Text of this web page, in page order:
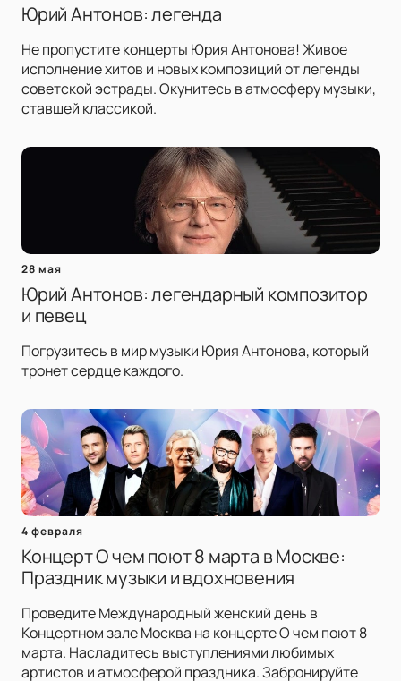
Юрий Антонов: легенда
Не пропустите концерты Юрия Антонова! Живое
исполнение хитов и новых композиций от легенды
советской эстрады. Окунитесь в атмосферу музыки,
ставшей классикой.
28 мая
Юрий Антонов: легендарный композитор
и певец
Погрузитесь в мир музыки Юрия Антонова, который
тронет сердце каждого.
4 февраля
Концерт О чем поют 8 марта в Москве:
Праздник музыки и вдохновения
Проведите Международный женский день в
Концертном зале Москва на концерте О чем поют 8
марта. Насладитесь выступлениями любимых
артистов и атмосферой праздника. Забронируйте